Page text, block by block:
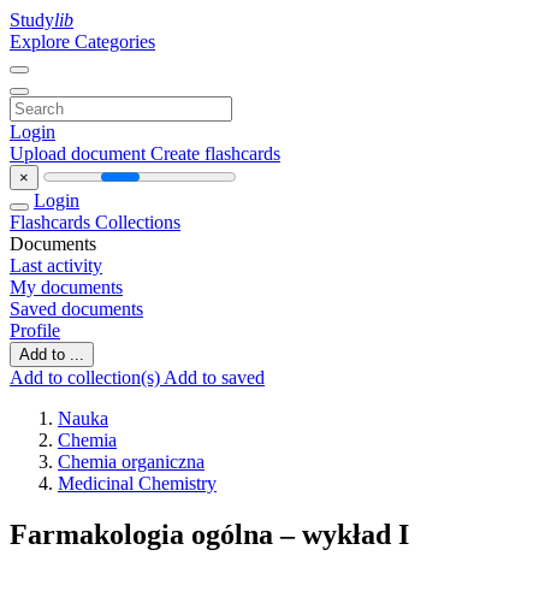
Studylib
Explore Categories
Login
Upload document Create flashcards
×
Login
Flashcards Collections
Documents
Last activity
My documents
Saved documents
Profile
Add to ...
Add to collection(s) Add to saved
Nauka
Chemia
Chemia organiczna
Medicinal Chemistry
Farmakologia ogólna – wykład I